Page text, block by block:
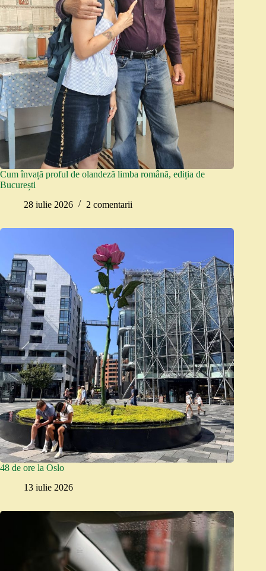
Cum învață proful de olandeză limba română, ediția de
București
28 iulie 2026
2 comentarii
48 de ore la Oslo
13 iulie 2026